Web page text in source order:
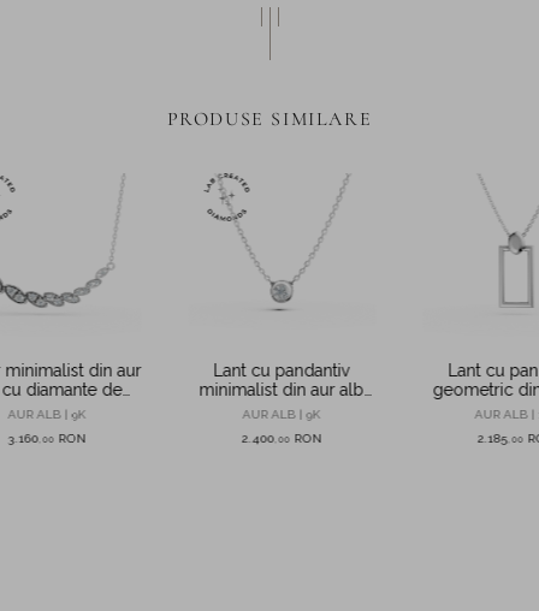
PRODUSE SIMILARE
din aur
diamante de
in laborator
AUR ALB | 9K
3.160 00 RON
Lant cu pandantiv
minimalist din aur alb
cu diamant de 0.09ct
creat in laborator
AUR ALB | 9K
2.400 00 RON
Lant cu
geometric
AUR ALB |
2.185 00